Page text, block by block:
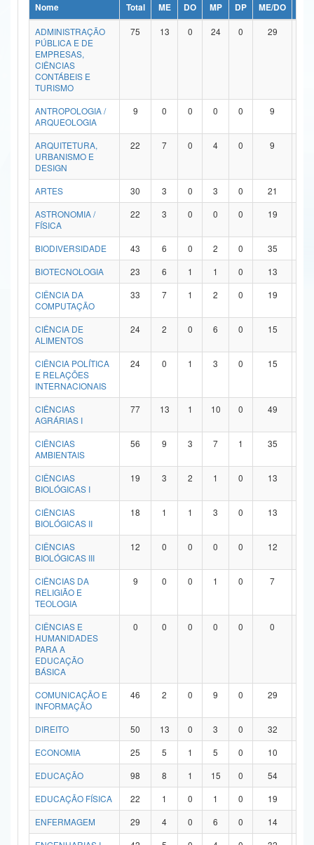
Ministério da Ciência, Tecnologia, Inovações e Comunicações
Ministério do Meio Ambiente
Ministério do Turismo
Ministério do Desenvolvimento Regional
Controladoria-Geral da União
Ministério da Mulher, da Família e dos Direitos Humanos
Secretaria de Governo
Advocacia-Geral da União
Banco Central do Brasil
Nome Total ME DO MP DP ME/DO
ADMINISTRAÇÃO
PÚBLICA E DE
EMPRESAS,
CIÊNCIAS
CONTÁBEIS E
TURISMO
75 13 0 24 0 29
ANTROPOLOGIA /
ARQUEOLOGIA
9 0 0 0 0 9
ARQUITETURA,
URBANISMO E
DESIGN
22 7 0 4 0 9
ARTES 30 3 0 3 0 21
ASTRONOMIA /
FÍSICA
22 3 0 0 0 19
BIODIVERSIDADE 43 6 0 2 0 35
BIOTECNOLOGIA
23 6 1 1 0 13
CIÊNCIA DA
COMPUTAÇÃO
33 7 1 2 0 19
CIÊNCIA DE
ALIMENTOS
24 2 0 6 0 15
CIÊNCIA POLÍTICA
E RELAÇÕES
INTERNACIONAIS
24 0 1 3 0 15
CIÊNCIAS
AGRÁRIAS I
77 13 1 10 0 49
CIÊNCIAS
AMBIENTAIS
56 9 3 7 1 35
CIÊNCIAS
BIOLÓGICAS I
19 3 2 1 0 13
CIÊNCIAS
BIOLÓGICAS II
18 1 1 3 0 13
CIÊNCIAS
BIOLÓGICAS III
12 0 0 0 0 12
CIÊNCIAS DA
RELIGIÃO E
TEOLOGIA
9 0 0 1 0 7
CIÊNCIAS E
HUMANIDADES
PARA A
EDUCAÇÃO
BÁSICA
0 0 0 0 0 0
COMUNICAÇÃO E
INFORMAÇÃO
46 2 0 9 0 29
DIREITO 50 13 0 3 0 32
ECONOMIA
25 5 1 5 0 10
EDUCAÇÃO
98 8 1 15 0 54
EDUCAÇÃO FÍSICA
22 1 0 1 0 19
ENFERMAGEM
29 4 0 6 0 14